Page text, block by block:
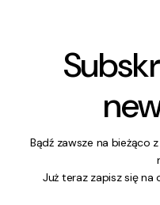
Bądź zawsze na bieżąco
Już teraz zapisz się